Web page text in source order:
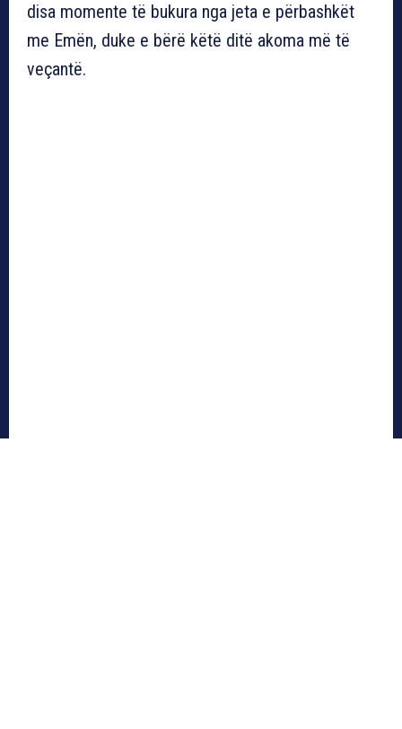
disa momente të bukura nga jeta e përbashkët
me Emën, duke e bërë këtë ditë akoma më të
veçantë.